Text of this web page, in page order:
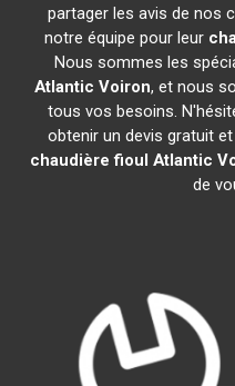
partager les avis de nos
notre équipe pour leur
Nous sommes les
Atlantic Voiron, et nous
tous vos besoins.
obtenir un devis gratuit
chaudière fioul Atlantic
de